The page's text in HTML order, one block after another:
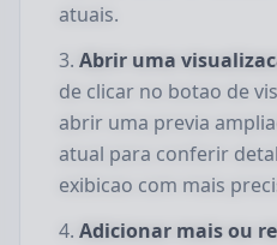
atuais.
Abrir uma
de clicar no botao de
abrir uma previa
atual para conferir
exibicao com mais
Adicionar mais ou